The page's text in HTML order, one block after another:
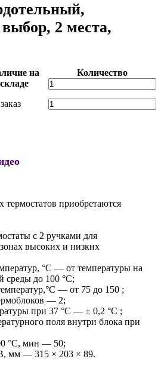
2 места,
на
складе
Количество
приобретаются
c 2 ручками для
высоких и низких
°С — от температуры на
до 100 °C;
— от 75 до 150 ;
— 2;
при 37 °C — ± 0,2 °C ;
поля внутри блока при
°C, мин — 50;
мм — 315 × 203 × 89.